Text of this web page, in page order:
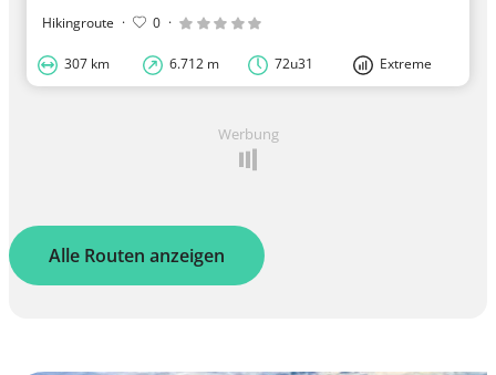
Hikingroute · 0 ·
307 km 6.712 m 72u31 Extreme
Werbung
Alle Routen anzeigen